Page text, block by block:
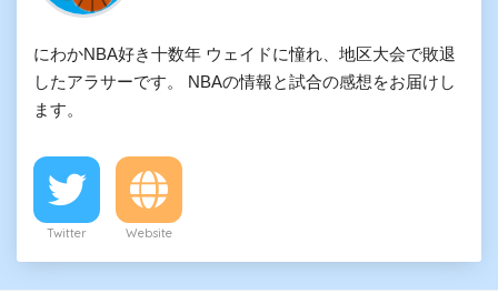
にわかNBA好き十数年 ウェイドに憧れ、地区大会で敗退
したアラサーです。 NBAの情報と試合の感想をお届けし
ます。
Twitter Website